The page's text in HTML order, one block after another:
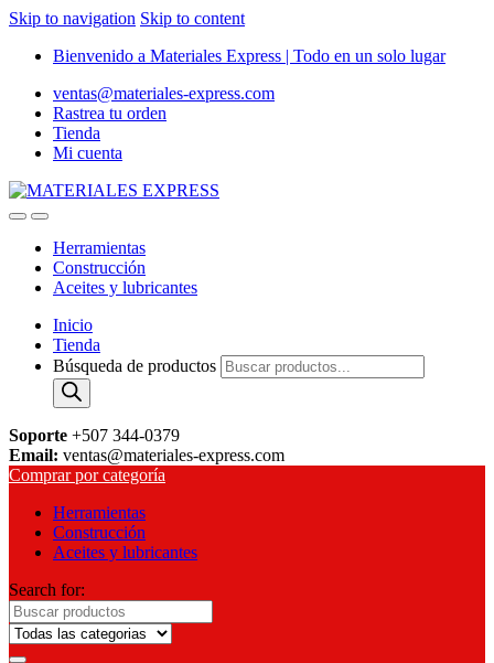
Skip to navigation Skip to content
Bienvenido a Materiales Express | Todo en un solo lugar
ventas@materiales-express.com
Rastrea tu orden
Tienda
Mi cuenta
Herramientas
Construcción
Aceites y lubricantes
Inicio
Tienda
Búsqueda de productos
Soporte +507 344-0379
Email: ventas@materiales-express.com
Comprar por categoría
Herramientas
Construcción
Aceites y lubricantes
Search for: